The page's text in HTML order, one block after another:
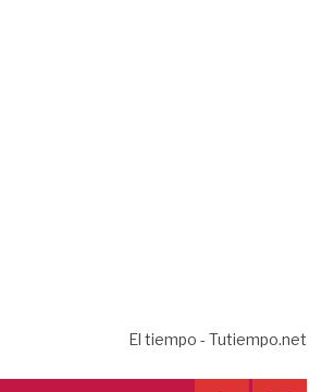
El tiempo - Tutiempo.net